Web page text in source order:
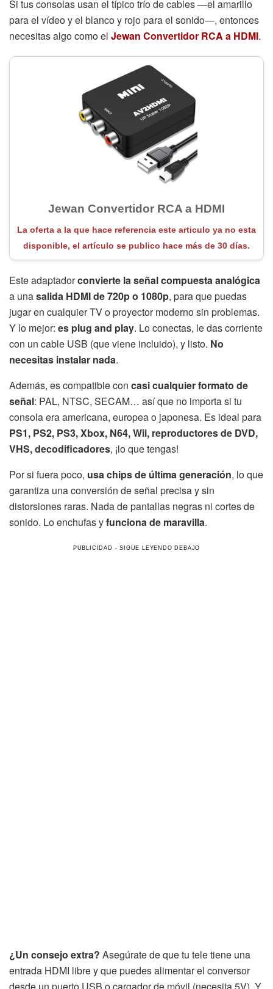
Si tus consolas usan el típico trío de cables —el amarillo
para el vídeo y el blanco y rojo para el sonido—, entonces
necesitas algo como el Jewan Convertidor RCA a HDMI.
Jewan Convertidor RCA a HDMI
La oferta a la que hace referencia este articulo ya no esta
disponible, el artículo se publico hace más de 30 días.
Este adaptadorconvierte la señal compuesta analógica
a unasalida HDMI de 720p o 1080p, para que puedas
jugar en cualquier TV o proyector moderno sin problemas.
Y lo mejor: es plug and play. Lo conectas, le das corriente
con un cable USB (que viene incluido), y listo. No
necesitas instalar nada.
Además, es compatible con casi cualquier formato de
señal: PAL, NTSC, SECAM… así que no importa si tu
consola era americana, europea o japonesa. Es ideal para
PS1, PS2, PS3, Xbox, N64, Wii, reproductores de DVD,
VHS, decodificadores, ¡lo que tengas!
Por si fuera poco, usa chips de última generación, lo que
garantiza una conversión de señal precisa y sin
distorsiones raras. Nada de pantallas negras ni cortes de
sonido. Lo enchufas yfunciona de maravilla.
¿Un consejo extra? Asegúrate de que tu tele tiene una
entrada HDMI libre y que puedes alimentar el conversor